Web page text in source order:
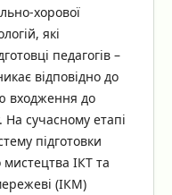
хорової
які
педагогів –
відповідно до
входження до
На сучасному етапі
підготовки
ІКТ та
(ІКМ)